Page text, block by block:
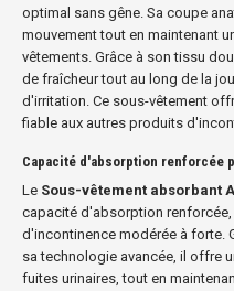
optimal sans gêne. Sa coupe
mouvement tout en maintenant
vêtements. Grâce à son tissu
de fraîcheur tout au long de la
d'irritation. Ce sous-vêtement
fiable aux autres produits
Capacité d'absorption renforcée
Le Sous-vêtement absorbant
capacité d'absorption
d'incontinence modérée à forte.
sa technologie avancée, il offre
fuites urinaires, tout en